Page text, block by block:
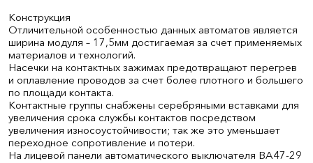
Конструкция
Отличительной особенностью данных автоматов является
ширина модуля – 17,5мм достигаемая за счет применяемых
материалов и технологий.
Насечки на контактных зажимах предотвращают перегрев
и оплавление проводов за счет более плотного и большего
по площади контакта.
Контактные группы снабжены серебряными вставками для
увеличения срока службы контактов посредством
увеличения износоустойчивости; так же это уменьшает
переходное сопротивление и потери.
На лицевой панели автоматического выключателя ВА47-29